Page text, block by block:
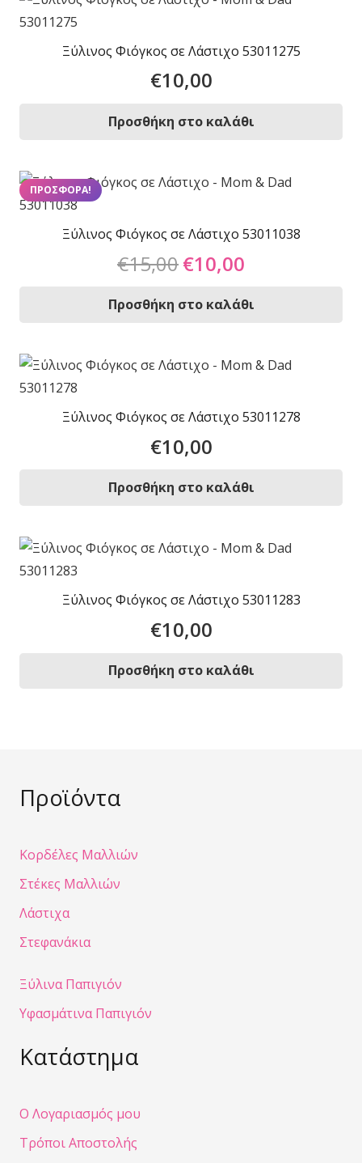
Ξύλινος Φιόγκος σε Λάστιχο 53011275
€10,00
Προσθήκη στο καλάθι
ΠΡΟΣΦΟΡΆ!
Ξύλινος Φιόγκος σε Λάστιχο 53011038
€15,00 Original
price
was:
€10,00
τιμή
Προσθήκη στο καλάθι
Ξύλινος Φιόγκος σε Λάστιχο 53011278
€10,00
Προσθήκη στο καλάθι
Ξύλινος Φιόγκος σε Λάστιχο 53011283
€10,00
Προσθήκη στο καλάθι
Προϊόντα
Κορδέλες Μαλλιών
Στέκες Μαλλιών
Λάστιχα
Στεφανάκια
Ξύλινα Παπιγιόν
Υφασμάτινα Παπιγιόν
Κατάστημα
Ο Λογαριασμός μου
Τρόποι Αποστολής